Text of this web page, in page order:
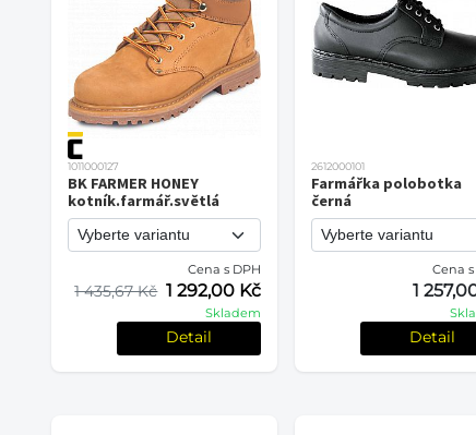
1011000127
BK FARMER HONEY
kotník.farmář.světlá
Cena s DPH
1 435,67 Kč 1 292,00 Kč
Skladem
Detail
2612000101
Farmářka polobotka
černá
Cena
1
Detail